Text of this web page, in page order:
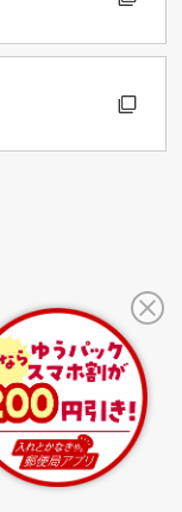
ティ方針
する考え方